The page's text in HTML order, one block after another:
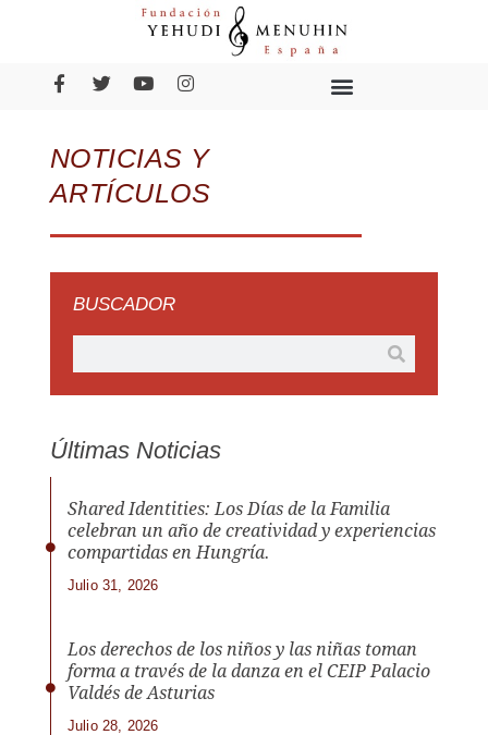
NOTICIAS Y
ARTÍCULOS
BUSCADOR
Últimas Noticias
Shared Identities: Los Días de la Familia
celebran un año de creatividad y experiencias
compartidas en Hungría.
Julio 31, 2026
Los derechos de los niños y las niñas toman
forma a través de la danza en el CEIP Palacio
Valdés de Asturias
Julio 28, 2026